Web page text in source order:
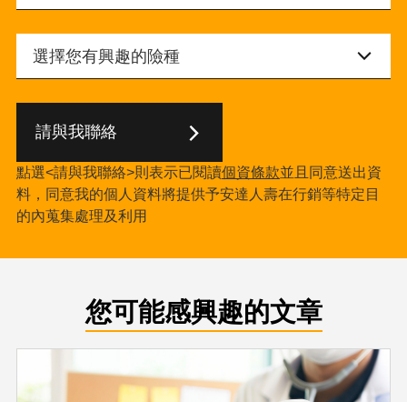
請與我聯絡
點選<請與我聯絡>則表示已閱讀個資條款並且同意送出資
料，同意我的個人資料將提供予安達人壽在行銷等特定目
的內蒐集處理及利用
您可能感興趣的文章